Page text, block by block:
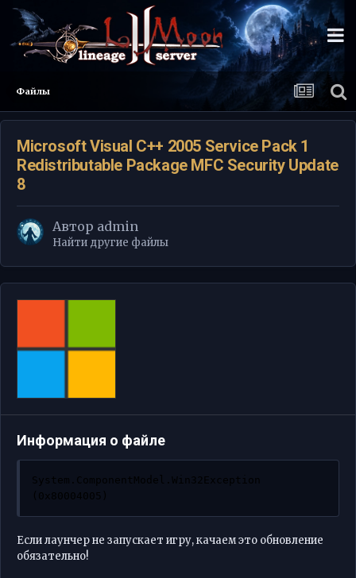
Файлы
Microsoft Visual C++ 2005 Service Pack 1
Redistributable Package MFC Security Update
8
Автор admin
Найти другие файлы
Информация о файле
System.ComponentModel.Win32Exception
(0x80004005)
Если лаунчер не запускает игру, качаем это обновление
обязательно!